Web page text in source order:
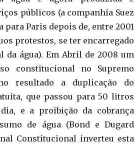
públicos (a companhia Suez
para Paris depois de, entre 2001
protestos, se ter encarregado
da água). Em Abril de 2008 um
constitucional no Supremo
resultado a duplicação do
que passou para 50 litros
e a proibição da cobrança
de água (Bond e Dugard
Constitucional inverteu esta